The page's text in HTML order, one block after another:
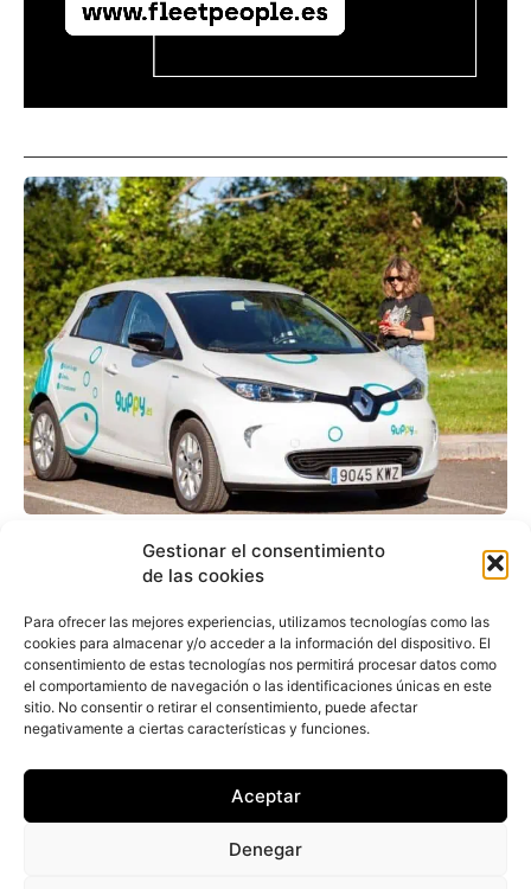
Gestionar el consentimiento
de las cookies
Para ofrecer las mejores experiencias, utilizamos tecnologías como las
cookies para almacenar y/o acceder a la información del dispositivo. El
consentimiento de estas tecnologías nos permitirá procesar datos como
el comportamiento de navegación o las identificaciones únicas en este
sitio. No consentir o retirar el consentimiento, puede afectar
negativamente a ciertas características y funciones.
Aceptar
Denegar
La carsharing Guppy
llega a Madrid y prevé
cubrir tres ciudades más
en 2023
Redacción - 7 de septiembre de 2023
en Madrid su servicio enfocado al pago por uso
con el que quieren brindar una "solución